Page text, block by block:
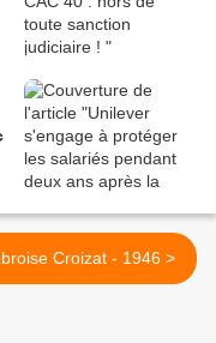
Ambroise Croizat - 1946 >